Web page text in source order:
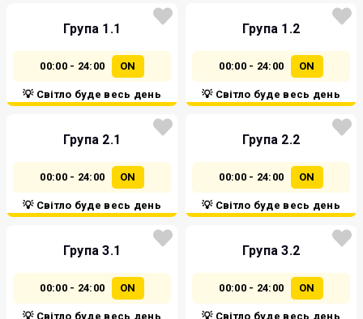
Група 1.1
00:00 - 24:00 ON
💡 Світло буде весь день
Група 1.2
00:00 - 24:00 ON
💡 Світло буде весь день
Група 2.1
00:00 - 24:00 ON
💡 Світло буде весь день
Група 2.2
00:00 - 24:00 ON
💡 Світло буде весь день
Група 3.1
00:00 - 24:00 ON
💡 Світло буде весь день
Група 3.2
00:00 - 24:00 ON
💡 Світло буде весь день